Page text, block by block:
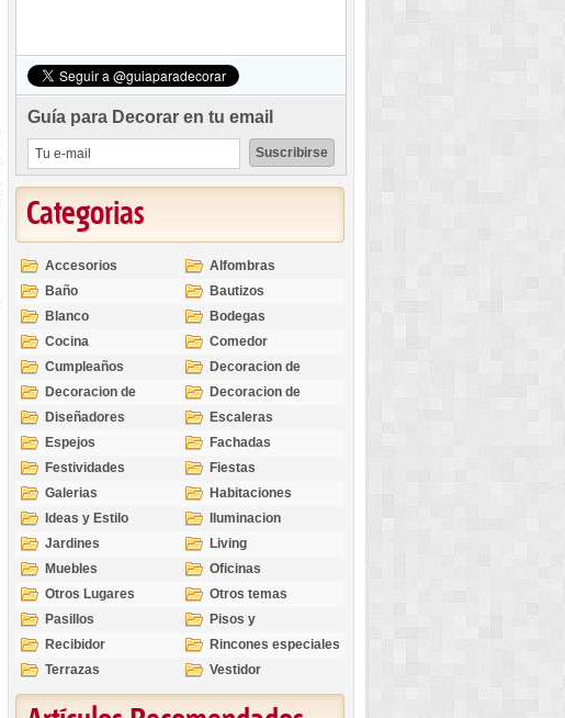
Guía para Decorar en tu email
Categorias
Accesorios
Alfombras
Baño
Bautizos
Blanco
Bodegas
Cocina
Comedor
Cumpleaños
Decoracion de
Exteriores
Decoracion de
Interiores
Decoracion de
Ocasiones
Diseñadores
Escaleras
Espejos
Fachadas
Festividades
Fiestas
Galerias
Habitaciones
Ideas y Estilo
Iluminacion
Jardines
Living
Muebles
Oficinas
Otros Lugares
Otros temas
Pasillos
Pisos y
revestimientos
Recibidor
Rincones especiales
Terrazas
Vestidor